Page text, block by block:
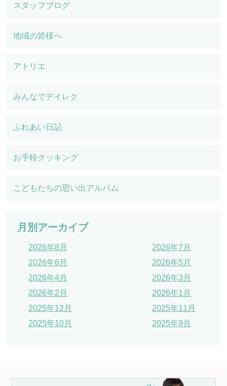
スタッフブログ
地域の皆様へ
アトリエ
みんなでデイレク
ふれあい日記
お手軽クッキング
こどもたちの思い出アルバム
月別アーカイブ
2026年8月
2026年7月
2026年6月
2026年5月
2026年4月
2026年3月
2026年2月
2026年1月
2025年12月
2025年11月
2025年10月
2025年9月